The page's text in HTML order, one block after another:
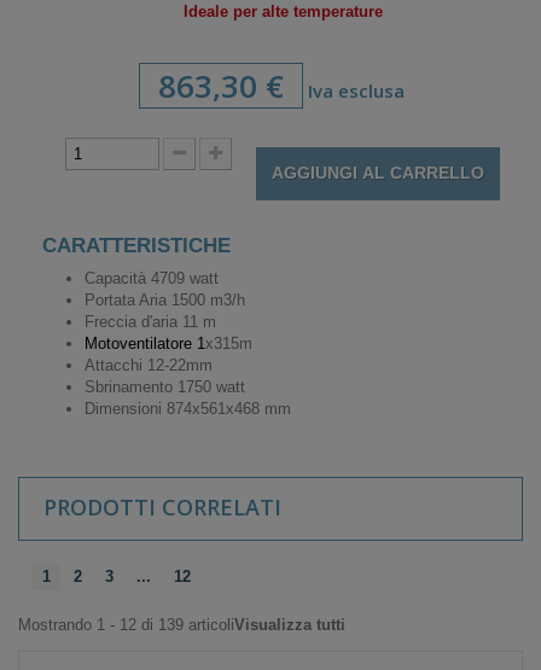
Ideale per alte temperature
863,30 € Iva esclusa
AGGIUNGI AL CARRELLO
CARATTERISTICHE
Capacità 4709 watt
Portata Aria 1500 m3/h
Freccia d'aria 11 m
Motoventilatore 1 x315m
Attacchi 12-22mm
Sbrinamento 1750 watt
Dimensioni 874x561x468 mm
PRODOTTI CORRELATI
1 2 3 ... 12
Mostrando 1 - 12 di 139 articoliVisualizza tutti